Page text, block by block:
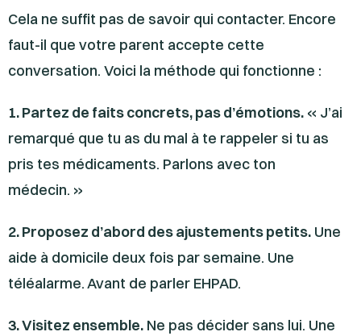
Cela ne suffit pas de savoir qui contacter. Encore
faut-il que votre parent accepte cette
conversation. Voici la méthode qui fonctionne :
1. Partez de faits concrets, pas d’émotions. « J’ai
remarqué que tu as du mal à te rappeler si tu as
pris tes médicaments. Parlons avec ton
médecin. »
2. Proposez d’abord des ajustements petits. Une
aide à domicile deux fois par semaine. Une
téléalarme. Avant de parler EHPAD.
3. Visitez ensemble. Ne pas décider sans lui. Une